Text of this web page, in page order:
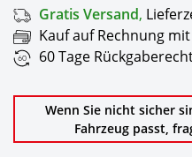
Gratis Versand,
Kauf auf Rechnung
60 Tage
Wenn Sie nicht sicher
Fahrzeug passt,